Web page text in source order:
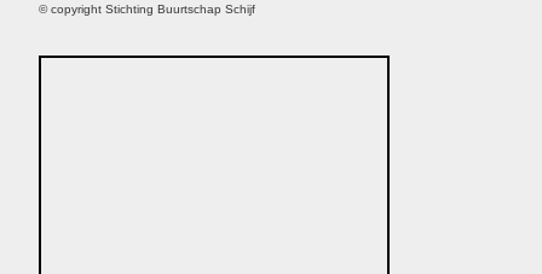
© copyright Stichting Buurtschap Schijf